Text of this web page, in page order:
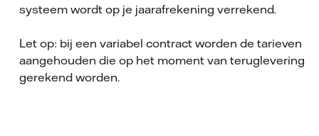
systeem wordt op je jaarafrekening verrekend.
Let op: bij een variabel contract worden de tarieven
aangehouden die op het moment van teruglevering
gerekend worden.